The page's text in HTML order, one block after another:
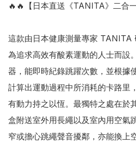
🔥🔥【日本直送《TANITA》二合
這款由日本健康測量專家 TANITA
為追求高效有酸素運動的人士而設
器，能即時紀錄跳躍次數，並根據
計算出運動過程中所消耗的卡路里
有動力持之以恆。最獨特之處在於
盒附送室外用長繩以及室內用空氣
窄或擔心跳繩聲音擾鄰，亦能換上